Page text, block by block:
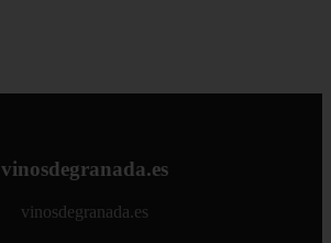
vinosdegranada.es
vinosdegranada.es